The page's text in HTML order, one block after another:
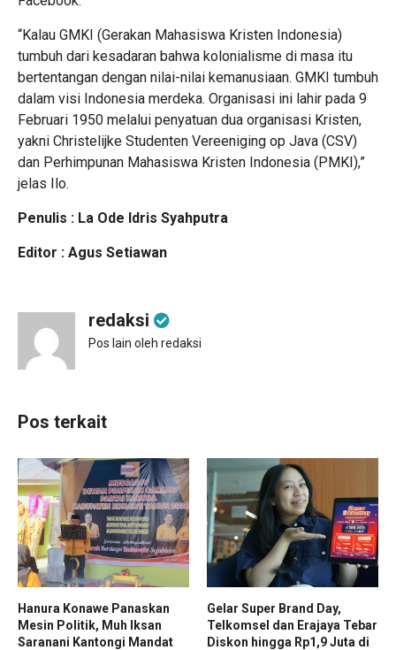
“Kalau GMKI (Gerakan Mahasiswa Kristen Indonesia)
tumbuh dari kesadaran bahwa kolonialisme di masa itu
bertentangan dengan nilai-nilai kemanusiaan. GMKI tumbuh
dalam visi Indonesia merdeka. Organisasi ini lahir pada 9
Februari 1950 melalui penyatuan dua organisasi Kristen,
yakni Christelijke Studenten Vereeniging op Java (CSV)
dan Perhimpunan Mahasiswa Kristen Indonesia (PMKI),”
jelas Ilo.
Penulis : La Ode Idris Syahputra
Editor : Agus Setiawan
redaksi
Pos lain oleh redaksi
Pos terkait
Hanura Konawe Panaskan
Mesin Politik, Muh Iksan
Saranani Kantongi Mandat
Gelar Super Brand Day,
Telkomsel dan Erajaya Tebar
Diskon hingga Rp1,9 Juta di